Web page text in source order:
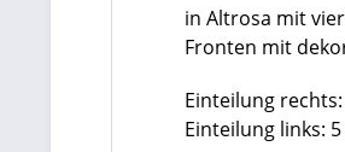
in Altrosa mit
Fronten mit
Einteilung
Einteilung links: